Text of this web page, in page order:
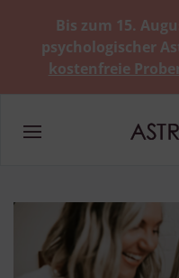
Bis zum 15.
psychologischer
kostenfreie